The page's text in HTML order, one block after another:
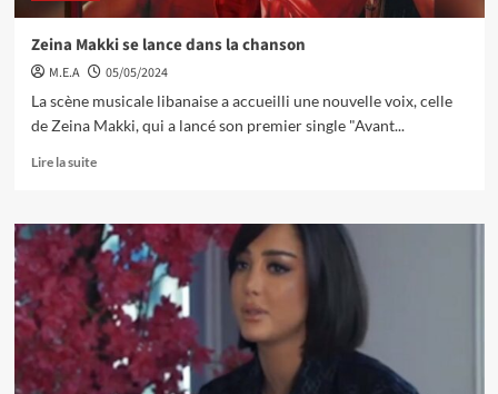
Zeina Makki se lance dans la chanson
M.E.A
05/05/2024
La scène musicale libanaise a accueilli une nouvelle voix, celle
de Zeina Makki, qui a lancé son premier single "Avant...
Lire la suite